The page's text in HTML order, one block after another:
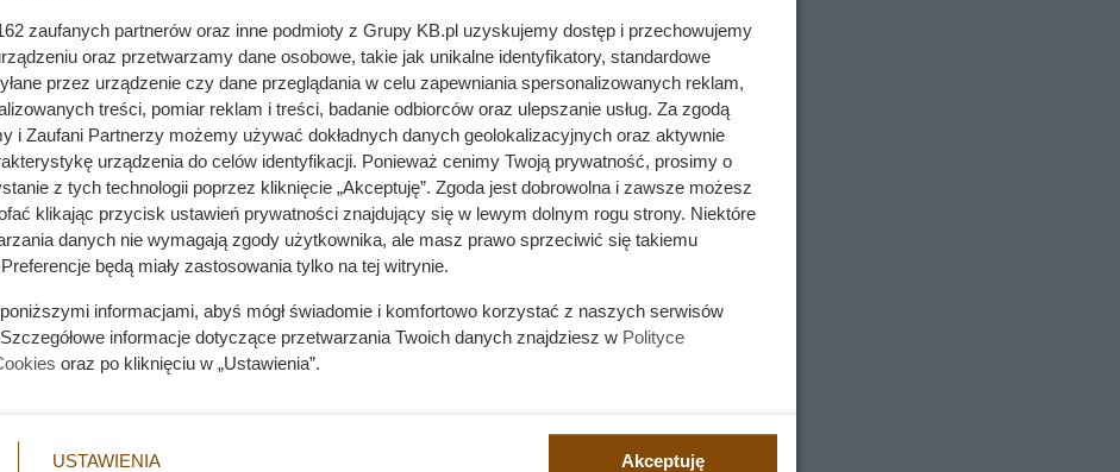
zaufanych partnerów oraz inne podmioty z Grupy KB.pl uzyskujemy dostęp i przechowujemy
oraz przetwarzamy dane osobowe, takie jak unikalne identyfikatory, standardowe
przez urządzenie czy dane przeglądania w celu zapewniania spersonalizowanych reklam,
treści, pomiar reklam i treści, badanie odbiorców oraz ulepszanie usług. Za zgodą
i Zaufani Partnerzy możemy używać dokładnych danych geolokalizacyjnych oraz aktywnie
urządzenia do celów identyfikacji. Ponieważ cenimy Twoją prywatność, prosimy o
z tych technologii poprzez kliknięcie „Akceptuję”. Zgoda jest dobrowolna i zawsze możesz
klikając przycisk ustawień prywatności znajdujący się w lewym dolnym rogu strony. Niektóre
danych nie wymagają zgody użytkownika, ale masz prawo sprzeciwić się takiemu
będą miały zastosowania tylko na tej witrynie.
informacjami, abyś mógł świadomie i komfortowo korzystać z naszych serwisów
informacje dotyczące przetwarzania Twoich danych znajdziesz w Polityce
oraz po kliknięciu w „Ustawienia”.
USTAWIENIA Akceptuję